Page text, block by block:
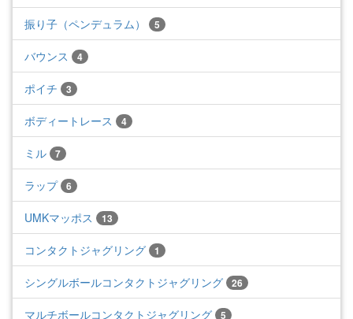
振り子（ペンデュラム） 5
バウンス 4
ポイチ 3
ボディートレース 4
ミル 7
ラップ 6
UMKマッポス 13
コンタクトジャグリング 1
シングルボールコンタクトジャグリング 26
マルチボールコンタクトジャグリング 5